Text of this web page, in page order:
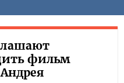
фильм